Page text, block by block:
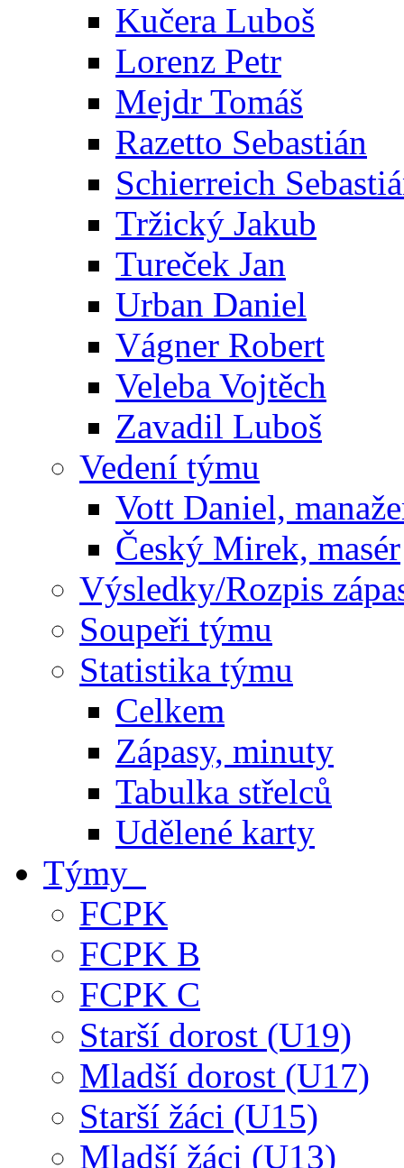
Kučera Luboš
Lorenz Petr
Mejdr Tomáš
Razetto Sebastián
Schierreich
Tržický Jakub
Tureček Jan
Urban Daniel
Vágner Robert
Veleba Vojtěch
Zavadil Luboš
Vedení týmu
Vott Daniel,
Český Mirek, masér
Výsledky/Rozpis
Soupeři týmu
Statistika týmu
Celkem
Zápasy, minuty
Tabulka střelců
Udělené karty
Týmy
FCPK
FCPK B
FCPK C
Starší dorost (U19)
Mladší dorost (U17)
Starší žáci (U15)
Mladší žáci (U13)